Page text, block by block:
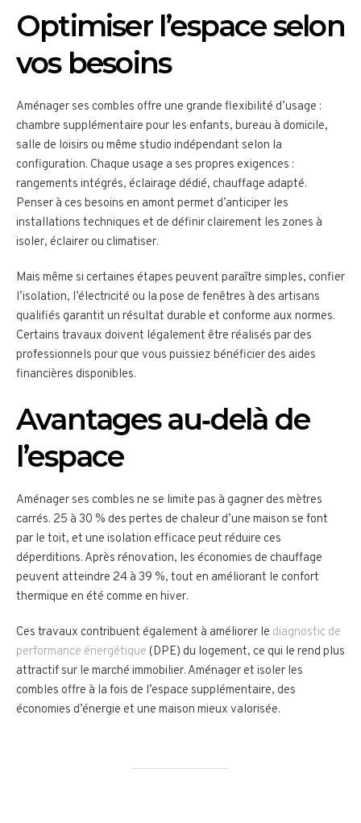
Optimiser l’espace selon
vos besoins
Aménager ses combles offre une grande flexibilité d’usage :
chambre supplémentaire pour les enfants, bureau à domicile,
salle de loisirs ou même studio indépendant selon la
configuration. Chaque usage a ses propres exigences :
rangements intégrés, éclairage dédié, chauffage adapté.
Penser à ces besoins en amont permet d’anticiper les
installations techniques et de définir clairement les zones à
isoler, éclairer ou climatiser.
Mais même si certaines étapes peuvent paraître simples, confier
l’isolation, l’électricité ou la pose de fenêtres à des artisans
qualifiés garantit un résultat durable et conforme aux normes.
Certains travaux doivent légalement être réalisés par des
professionnels pour que vous puissiez bénéficier des aides
financières disponibles.
Avantages au‑delà de
l’espace
Aménager ses combles ne se limite pas à gagner des mètres
carrés. 25 à 30 % des pertes de chaleur d’une maison se font
par le toit, et une isolation efficace peut réduire ces
déperditions. Après rénovation, les économies de chauffage
peuvent atteindre 24 à 39 %, tout en améliorant le confort
thermique en été comme en hiver.
Ces travaux contribuent également à améliorer le diagnostic de
performance énergétique (DPE) du logement, ce qui le rend plus
attractif sur le marché immobilier. Aménager et isoler les
combles offre à la fois de l’espace supplémentaire, des
économies d’énergie et une maison mieux valorisée.